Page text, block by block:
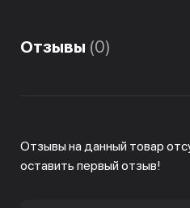
Отзывы (0)
Отзывы на данный товар
оставить первый отзыв!